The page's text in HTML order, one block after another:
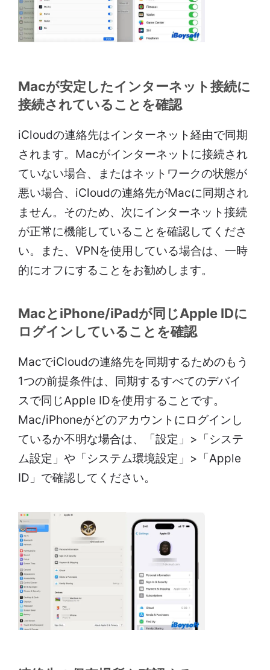
Macが安定したインターネット接続に
接続されていることを確認
iCloudの連絡先はインターネット経由で同期
されます。Macがインターネットに接続され
ていない場合、またはネットワークの状態が
悪い場合、iCloudの連絡先がMacに同期され
ません。そのため、次にインターネット接続
が正常に機能していることを確認してくださ
い。また、VPNを使用している場合は、一時
的にオフにすることをお勧めします。
MacとiPhone/iPadが同じApple IDに
ログインしていることを確認
MacでiCloudの連絡先を同期するためのもう
1つの前提条件は、同期するすべてのデバイ
スで同じApple IDを使用することです。
Mac/iPhoneがどのアカウントにログインし
ているか不明な場合は、「設定」>「システ
ム設定」や「システム環境設定」>「Apple
ID」で確認してください。